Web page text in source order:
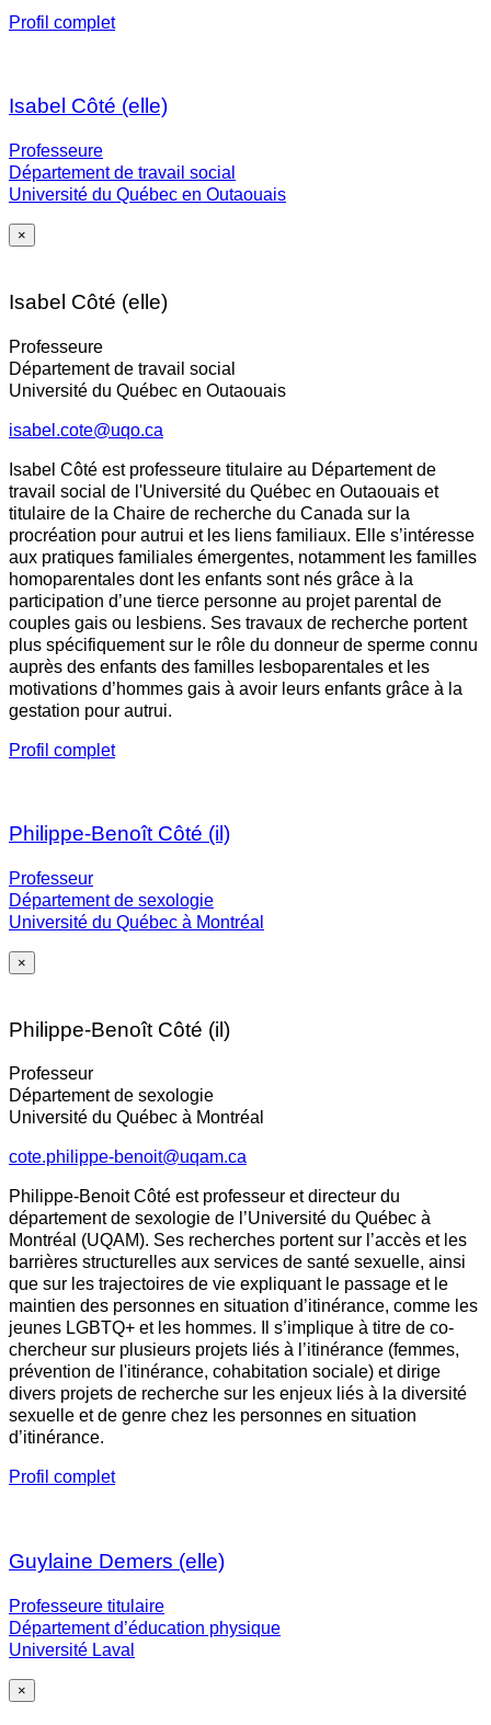
Profil complet
Isabel Côté (elle)
Professeure
Département de travail social
Université du Québec en Outaouais
×
Isabel Côté (elle)
Professeure
Département de travail social
Université du Québec en Outaouais
isabel.cote@uqo.ca
Isabel Côté est professeure titulaire au Département de
travail social de l'Université du Québec en Outaouais et
titulaire de la Chaire de recherche du Canada sur la
procréation pour autrui et les liens familiaux. Elle s’intéresse
aux pratiques familiales émergentes, notamment les familles
homoparentales dont les enfants sont nés grâce à la
participation d’une tierce personne au projet parental de
couples gais ou lesbiens. Ses travaux de recherche portent
plus spécifiquement sur le rôle du donneur de sperme connu
auprès des enfants des familles lesboparentales et les
motivations d’hommes gais à avoir leurs enfants grâce à la
gestation pour autrui.
Profil complet
Philippe-Benoît Côté (il)
Professeur
Département de sexologie
Université du Québec à Montréal
×
Philippe-Benoît Côté (il)
Professeur
Département de sexologie
Université du Québec à Montréal
cote.philippe-benoit@uqam.ca
Philippe-Benoit Côté est professeur et directeur du
département de sexologie de l’Université du Québec à
Montréal (UQAM). Ses recherches portent sur l’accès et les
barrières structurelles aux services de santé sexuelle, ainsi
que sur les trajectoires de vie expliquant le passage et le
maintien des personnes en situation d’itinérance, comme les
jeunes LGBTQ+ et les hommes. Il s’implique à titre de co-
chercheur sur plusieurs projets liés à l’itinérance (femmes,
prévention de l'itinérance, cohabitation sociale) et dirige
divers projets de recherche sur les enjeux liés à la diversité
sexuelle et de genre chez les personnes en situation
d’itinérance.
Profil complet
Guylaine Demers (elle)
Professeure titulaire
Département d’éducation physique
Université Laval
×